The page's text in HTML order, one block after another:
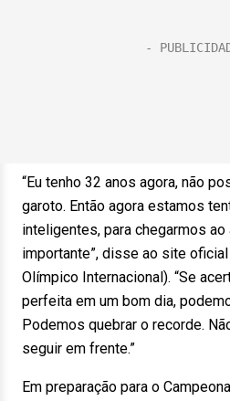
“Eu tenho 32 anos agora, não
garoto. Então agora estamos
inteligentes, para chegarmos
importante”, disse ao site
Olímpico Internacional). “Se
perfeita em um bom dia,
Podemos quebrar o recorde.
seguir em frente.”
Em preparação para o